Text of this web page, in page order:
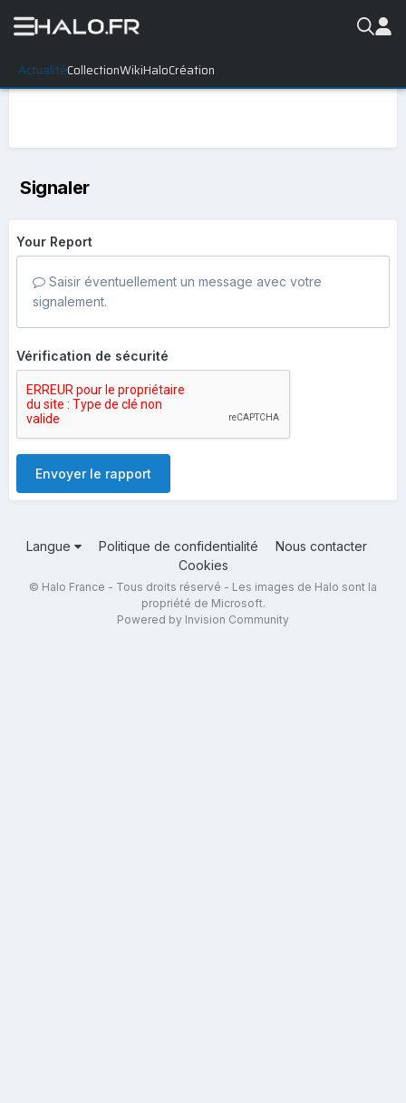
ActualitéCollectionWikiHaloCréation
Signaler
Your Report
Saisir éventuellement un message avec votre
signalement.
Vérification de sécurité
Envoyer le rapport
Langue Politique de confidentialité
Nous contacter
Cookies
© Halo France - Tous droits réservé - Les images de Halo sont la
propriété de Microsoft.
Powered by Invision Community